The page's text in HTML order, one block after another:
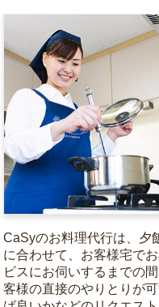
CaSyのお料理代行は、夕
に合わせて、お客様宅で
ビスにお伺いするまでの
客様の直接のやりとりが